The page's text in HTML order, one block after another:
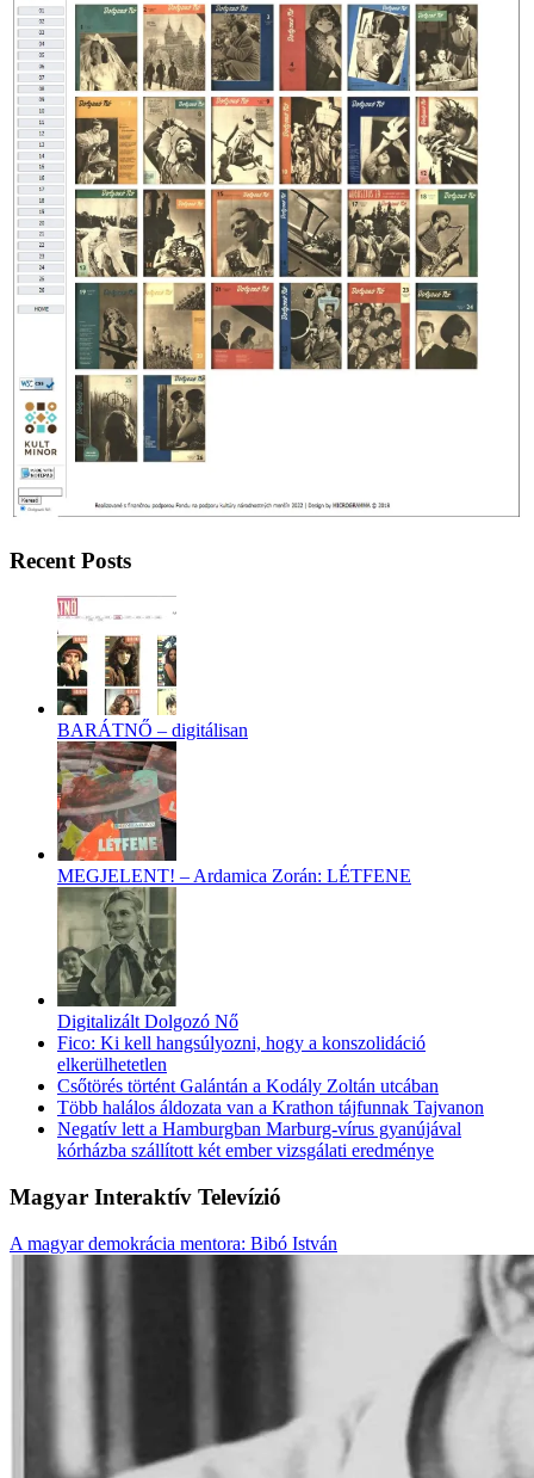
Recent Posts
BARÁTNŐ – digitálisan
MEGJELENT! – Ardamica Zorán: LÉTFENE
Digitalizált Dolgozó Nő
Fico: Ki kell hangsúlyozni, hogy a konszolidáció
elkerülhetetlen
Csőtörés történt Galántán a Kodály Zoltán utcában
Több halálos áldozata van a Krathon tájfunnak Tajvanon
Negatív lett a Hamburgban Marburg-vírus gyanújával
kórházba szállított két ember vizsgálati eredménye
Magyar Interaktív Televízió
A magyar demokrácia mentora: Bibó István